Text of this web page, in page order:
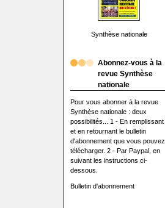
Synthèse nationale
Abonnez-vous à la
revue Synthèse
nationale
Pour vous abonner à la revue
Synthèse nationale : deux
possibilités... 1 - En remplissant
et en retournant le bulletin
d'abonnement que vous pouvez
télécharger. 2 - Par Paypal, en
suivant les instructions ci-
dessous.
Bulletin d'abonnement